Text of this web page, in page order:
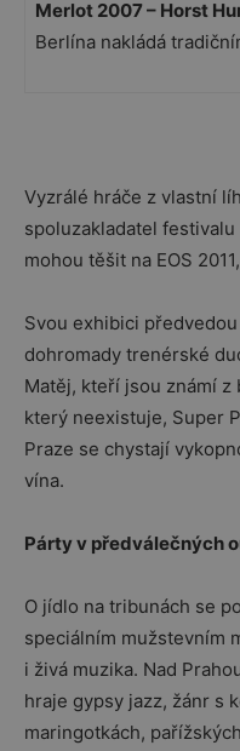
Merlot 2007 – Horst
Berlína nakládá
Vyzrálé hráče z vlastní
spoluzakladatel
mohou těšit na EOS
Svou exhibici
dohromady trenérské
Matěj, kteří jsou známí z
který neexistuje, Super
Praze se chystají
vína.
Párty v předválečných
O jídlo na tribunách se
speciálním mužstevním
i živá muzika. Nad
hraje gypsy jazz, žánr s
maringotkách,